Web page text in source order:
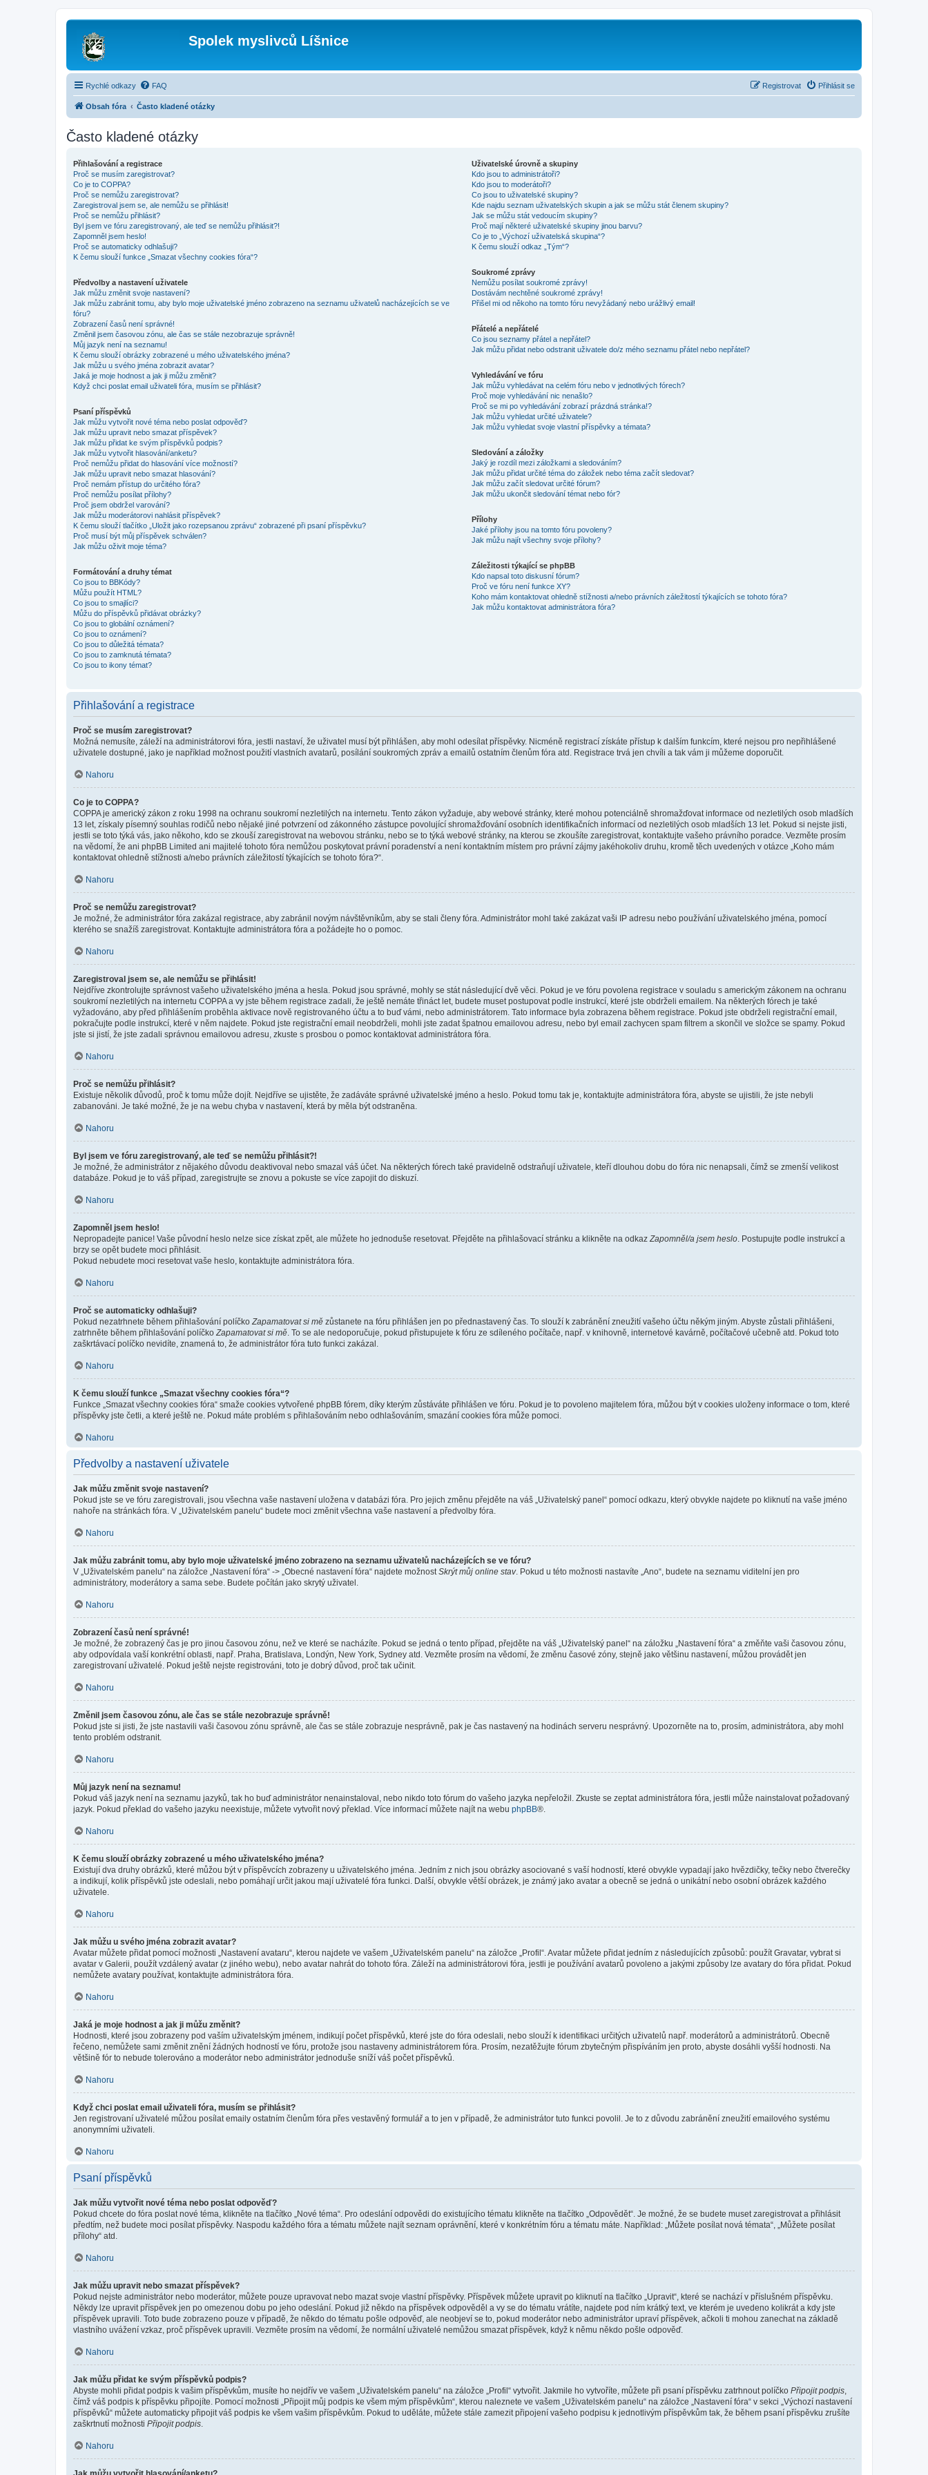
Spolek myslivců Líšnice
Rychlé odkazy FAQ Přihlásit se
Registrovat
Obsah fóra Často kladené otázky
Často kladené otázky
Přihlašování a registrace
Proč se musím zaregistrovat?
Co je to COPPA?
Proč se nemůžu zaregistrovat?
Zaregistroval jsem se, ale nemůžu se přihlásit!
Proč se nemůžu přihlásit?
Byl jsem ve fóru zaregistrovaný, ale teď se nemůžu přihlásit?!
Zapomněl jsem heslo!
Proč se automaticky odhlašuji?
K čemu slouží funkce „Smazat všechny cookies fóra“?
Předvolby a nastavení uživatele
Jak můžu změnit svoje nastavení?
Jak můžu zabránit tomu, aby bylo moje uživatelské jméno zobrazeno na seznamu uživatelů nacházejících se ve
fóru?
Zobrazení časů není správné!
Změnil jsem časovou zónu, ale čas se stále nezobrazuje správně!
Můj jazyk není na seznamu!
K čemu slouží obrázky zobrazené u mého uživatelského jména?
Jak můžu u svého jména zobrazit avatar?
Jaká je moje hodnost a jak ji můžu změnit?
Když chci poslat email uživateli fóra, musím se přihlásit?
Psaní příspěvků
Jak můžu vytvořit nové téma nebo poslat odpověď?
Jak můžu upravit nebo smazat příspěvek?
Jak můžu přidat ke svým příspěvků podpis?
Jak můžu vytvořit hlasování/anketu?
Proč nemůžu přidat do hlasování více možností?
Jak můžu upravit nebo smazat hlasování?
Proč nemám přístup do určitého fóra?
Proč nemůžu posílat přílohy?
Proč jsem obdržel varování?
Jak můžu moderátorovi nahlásit příspěvek?
K čemu slouží tlačítko „Uložit jako rozepsanou zprávu“ zobrazené při psaní příspěvku?
Proč musí být můj příspěvek schválen?
Jak můžu oživit moje téma?
Formátování a druhy témat
Co jsou to BBKódy?
Můžu použít HTML?
Co jsou to smajlíci?
Můžu do příspěvků přidávat obrázky?
Co jsou to globální oznámení?
Co jsou to oznámení?
Co jsou to důležitá témata?
Co jsou to zamknutá témata?
Co jsou to ikony témat?
Uživatelské úrovně a skupiny
Kdo jsou to administrátoři?
Kdo jsou to moderátoři?
Co jsou to uživatelské skupiny?
Kde najdu seznam uživatelských skupin a jak se můžu stát členem skupiny?
Jak se můžu stát vedoucím skupiny?
Proč mají některé uživatelské skupiny jinou barvu?
Co je to „Výchozí uživatelská skupina“?
K čemu slouží odkaz „Tým“?
Soukromé zprávy
Nemůžu posílat soukromé zprávy!
Dostávám nechtěné soukromé zprávy!
Přišel mi od někoho na tomto fóru nevyžádaný nebo urážlivý email!
Přátelé a nepřátelé
Co jsou seznamy přátel a nepřátel?
Jak můžu přidat nebo odstranit uživatele do/z mého seznamu přátel nebo nepřátel?
Vyhledávání ve fóru
Jak můžu vyhledávat na celém fóru nebo v jednotlivých fórech?
Proč moje vyhledávání nic nenašlo?
Proč se mi po vyhledávání zobrazí prázdná stránka!?
Jak můžu vyhledat určité uživatele?
Jak můžu vyhledat svoje vlastní příspěvky a témata?
Sledování a záložky
Jaký je rozdíl mezi záložkami a sledováním?
Jak můžu přidat určité téma do záložek nebo téma začít sledovat?
Jak můžu začít sledovat určité fórum?
Jak můžu ukončit sledování témat nebo fór?
Přílohy
Jaké přílohy jsou na tomto fóru povoleny?
Jak můžu najít všechny svoje přílohy?
Záležitosti týkající se phpBB
Kdo napsal toto diskusní fórum?
Proč ve fóru není funkce XY?
Koho mám kontaktovat ohledně stížnosti a/nebo právních záležitostí týkajících se tohoto fóra?
Jak můžu kontaktovat administrátora fóra?
Přihlašování a registrace
Proč se musím zaregistrovat?
Možná nemusíte, záleží na administrátorovi fóra, jestli nastaví, že uživatel musí být přihlášen, aby mohl odesílat příspěvky. Nicméně registrací získáte přístup k dalším funkcím, které nejsou pro nepřihlášené
uživatele dostupné, jako je například možnost použití vlastních avatarů, posílání soukromých zpráv a emailů ostatním členům fóra atd. Registrace trvá jen chvíli a tak vám ji můžeme doporučit.
Nahoru
Co je to COPPA?
COPPA je americký zákon z roku 1998 na ochranu soukromí nezletilých na internetu. Tento zákon vyžaduje, aby webové stránky, které mohou potenciálně shromažďovat informace od nezletilých osob mladších
13 let, získaly písemný souhlas rodičů nebo nějaké jiné potvrzení od zákonného zástupce povolující shromažďování osobních identifikačních informací od nezletilých osob mladších 13 let. Pokud si nejste jisti,
jestli se toto týká vás, jako někoho, kdo se zkouší zaregistrovat na webovou stránku, nebo se to týká webové stránky, na kterou se zkoušíte zaregistrovat, kontaktujte vašeho právního poradce. Vezměte prosím
na vědomí, že ani phpBB Limited ani majitelé tohoto fóra nemůžou poskytovat právní poradenství a není kontaktním místem pro právní zájmy jakéhokoliv druhu, kromě těch uvedených v otázce „Koho mám
kontaktovat ohledně stížnosti a/nebo právních záležitostí týkajících se tohoto fóra?“.
Nahoru
Proč se nemůžu zaregistrovat?
Je možné, že administrátor fóra zakázal registrace, aby zabránil novým návštěvníkům, aby se stali členy fóra. Administrátor mohl také zakázat vaši IP adresu nebo používání uživatelského jména, pomocí
kterého se snažíš zaregistrovat. Kontaktujte administrátora fóra a požádejte ho o pomoc.
Nahoru
Zaregistroval jsem se, ale nemůžu se přihlásit!
Nejdříve zkontrolujte správnost vašeho uživatelského jména a hesla. Pokud jsou správné, mohly se stát následující dvě věci. Pokud je ve fóru povolena registrace v souladu s americkým zákonem na ochranu
soukromí nezletilých na internetu COPPA a vy jste během registrace zadali, že ještě nemáte třináct let, budete muset postupovat podle instrukcí, které jste obdrželi emailem. Na některých fórech je také
vyžadováno, aby před přihlášením proběhla aktivace nově registrovaného účtu a to buď vámi, nebo administrátorem. Tato informace byla zobrazena během registrace. Pokud jste obdrželi registrační email,
pokračujte podle instrukcí, které v něm najdete. Pokud jste registrační email neobdrželi, mohli jste zadat špatnou emailovou adresu, nebo byl email zachycen spam filtrem a skončil ve složce se spamy. Pokud
jste si jistí, že jste zadali správnou emailovou adresu, zkuste s prosbou o pomoc kontaktovat administrátora fóra.
Nahoru
Proč se nemůžu přihlásit?
Existuje několik důvodů, proč k tomu může dojít. Nejdříve se ujistěte, že zadáváte správné uživatelské jméno a heslo. Pokud tomu tak je, kontaktujte administrátora fóra, abyste se ujistili, že jste nebyli
zabanováni. Je také možné, že je na webu chyba v nastavení, která by měla být odstraněna.
Nahoru
Byl jsem ve fóru zaregistrovaný, ale teď se nemůžu přihlásit?!
Je možné, že administrátor z nějakého důvodu deaktivoval nebo smazal váš účet. Na některých fórech také pravidelně odstraňují uživatele, kteří dlouhou dobu do fóra nic nenapsali, čímž se zmenší velikost
databáze. Pokud je to váš případ, zaregistrujte se znovu a pokuste se více zapojit do diskuzí.
Nahoru
Zapomněl jsem heslo!
Nepropadejte panice! Vaše původní heslo nelze sice získat zpět, ale můžete ho jednoduše resetovat. Přejděte na přihlašovací stránku a klikněte na odkazZapomněl/a jsem heslo. Postupujte podle instrukcí a
brzy se opět budete moci přihlásit.
Pokud nebudete moci resetovat vaše heslo, kontaktujte administrátora fóra.
Nahoru
Proč se automaticky odhlašuji?
Pokud nezatrhnete během přihlašování políčkoZapamatovat si mě zůstanete na fóru přihlášen jen po přednastavený čas. To slouží k zabránění zneužití vašeho účtu někým jiným. Abyste zůstali přihlášeni,
zatrhněte během přihlašování políčkoZapamatovat si mě. To se ale nedoporučuje, pokud přistupujete k fóru ze sdíleného počítače, např. v knihovně, internetové kavárně, počítačové učebně atd. Pokud toto
zaškrtávací políčko nevidíte, znamená to, že administrátor fóra tuto funkci zakázal.
Nahoru
K čemu slouží funkce „Smazat všechny cookies fóra“?
Funkce „Smazat všechny cookies fóra“ smaže cookies vytvořené phpBB fórem, díky kterým zůstáváte přihlášen ve fóru. Pokud je to povoleno majitelem fóra, můžou být v cookies uloženy informace o tom, které
příspěvky jste četli, a které ještě ne. Pokud máte problém s přihlašováním nebo odhlašováním, smazání cookies fóra může pomoci.
Nahoru
Předvolby a nastavení uživatele
Jak můžu změnit svoje nastavení?
Pokud jste se ve fóru zaregistrovali, jsou všechna vaše nastavení uložena v databázi fóra. Pro jejich změnu přejděte na váš „Uživatelský panel“ pomocí odkazu, který obvykle najdete po kliknutí na vaše jméno
nahoře na stránkách fóra. V „Uživatelském panelu“ budete moci změnit všechna vaše nastavení a předvolby fóra.
Nahoru
Jak můžu zabránit tomu, aby bylo moje uživatelské jméno zobrazeno na seznamu uživatelů nacházejících se ve fóru?
V „Uživatelském panelu“ na záložce „Nastavení fóra“ -> „Obecné nastavení fóra“ najdete možnostSkrýt můj online stav. Pokud u této možnosti nastavíte „Ano“, budete na seznamu viditelní jen pro
administrátory, moderátory a sama sebe. Budete počítán jako skrytý uživatel.
Nahoru
Zobrazení časů není správné!
Je možné, že zobrazený čas je pro jinou časovou zónu, než ve které se nacházíte. Pokud se jedná o tento případ, přejděte na váš „Uživatelský panel“ na záložku „Nastavení fóra“ a změňte vaši časovou zónu,
aby odpovídala vaší konkrétní oblasti, např. Praha, Bratislava, Londýn, New York, Sydney atd. Vezměte prosím na vědomí, že změnu časové zóny, stejně jako většinu nastavení, můžou provádět jen
zaregistrovaní uživatelé. Pokud ještě nejste registrováni, toto je dobrý důvod, proč tak učinit.
Nahoru
Změnil jsem časovou zónu, ale čas se stále nezobrazuje správně!
Pokud jste si jisti, že jste nastavili vaši časovou zónu správně, ale čas se stále zobrazuje nesprávně, pak je čas nastavený na hodinách serveru nesprávný. Upozorněte na to, prosím, administrátora, aby mohl
tento problém odstranit.
Nahoru
Můj jazyk není na seznamu!
Pokud váš jazyk není na seznamu jazyků, tak ho buď administrátor nenainstaloval, nebo nikdo toto fórum do vašeho jazyka nepřeložil. Zkuste se zeptat administrátora fóra, jestli může nainstalovat požadovaný
jazyk. Pokud překlad do vašeho jazyku neexistuje, můžete vytvořit nový překlad. Více informací můžete najít na webu phpBB®.
Nahoru
K čemu slouží obrázky zobrazené u mého uživatelského jména?
Existují dva druhy obrázků, které můžou být v příspěvcích zobrazeny u uživatelského jména. Jedním z nich jsou obrázky asociované s vaší hodností, které obvykle vypadají jako hvězdičky, tečky nebo čtverečky
a indikují, kolik příspěvků jste odeslali, nebo pomáhají určit jakou mají uživatelé fóra funkci. Další, obvykle větší obrázek, je známý jako avatar a obecně se jedná o unikátní nebo osobní obrázek každého
uživatele.
Nahoru
Jak můžu u svého jména zobrazit avatar?
Avatar můžete přidat pomocí možnosti „Nastavení avataru“, kterou najdete ve vašem „Uživatelském panelu“ na záložce „Profil“. Avatar můžete přidat jedním z následujících způsobů: použít Gravatar, vybrat si
avatar v Galerii, použít vzdálený avatar (z jiného webu), nebo avatar nahrát do tohoto fóra. Záleží na administrátorovi fóra, jestli je používání avatarů povoleno a jakými způsoby lze avatary do fóra přidat. Pokud
nemůžete avatary používat, kontaktujte administrátora fóra.
Nahoru
Jaká je moje hodnost a jak ji můžu změnit?
Hodnosti, které jsou zobrazeny pod vaším uživatelským jménem, indikují počet příspěvků, které jste do fóra odeslali, nebo slouží k identifikaci určitých uživatelů např. moderátorů a administrátorů. Obecně
řečeno, nemůžete sami změnit znění žádných hodností ve fóru, protože jsou nastaveny administrátorem fóra. Prosím, nezatěžujte fórum zbytečným přispíváním jen proto, abyste dosáhli vyšší hodnosti. Na
většině fór to nebude tolerováno a moderátor nebo administrátor jednoduše sníží váš počet příspěvků.
Nahoru
Když chci poslat email uživateli fóra, musím se přihlásit?
Jen registrovaní uživatelé můžou posílat emaily ostatním členům fóra přes vestavěný formulář a to jen v případě, že administrátor tuto funkci povolil. Je to z důvodu zabránění zneužití emailového systému
anonymními uživateli.
Nahoru
Psaní příspěvků
Jak můžu vytvořit nové téma nebo poslat odpověď?
Pokud chcete do fóra poslat nové téma, klikněte na tlačítko „Nové téma“. Pro odeslání odpovědi do existujícího tématu klikněte na tlačítko „Odpovědět“. Je možné, že se budete muset zaregistrovat a přihlásit
předtím, než budete moci posílat příspěvky. Naspodu každého fóra a tématu můžete najít seznam oprávnění, které v konkrétním fóru a tématu máte. Například: „Můžete posílat nová témata“, „Můžete posílat
přílohy“ atd.
Nahoru
Jak můžu upravit nebo smazat příspěvek?
Pokud nejste administrátor nebo moderátor, můžete pouze upravovat nebo mazat svoje vlastní příspěvky. Příspěvek můžete upravit po kliknutí na tlačítko „Upravit“, které se nachází v příslušném příspěvku.
Někdy lze upravit příspěvek jen po omezenou dobu po jeho odeslání. Pokud již někdo na příspěvek odpověděl a vy se do tématu vrátíte, najdete pod ním krátký text, ve kterém je uvedeno kolikrát a kdy jste
příspěvek upravili. Toto bude zobrazeno pouze v případě, že někdo do tématu pošle odpověď, ale neobjeví se to, pokud moderátor nebo administrátor upraví příspěvek, ačkoli ti mohou zanechat na základě
vlastního uvážení vzkaz, proč příspěvek upravili. Vezměte prosím na vědomí, že normální uživatelé nemůžou smazat příspěvek, když k němu někdo pošle odpověď.
Nahoru
Jak můžu přidat ke svým příspěvků podpis?
Abyste mohli přidat podpis k vašim příspěvkům, musíte ho nejdřív ve vašem „Uživatelském panelu“ na záložce „Profil“ vytvořit. Jakmile ho vytvoříte, můžete při psaní příspěvku zatrhnout políčko Připojit podpis,
čímž váš podpis k příspěvku připojíte. Pomocí možnosti „Připojit můj podpis ke všem mým příspěvkům“, kterou naleznete ve vašem „Uživatelském panelu“ na záložce „Nastavení fóra“ v sekci „Výchozí nastavení
příspěvků“ můžete automaticky připojit váš podpis ke všem vašim příspěvkům. Pokud to uděláte, můžete stále zamezit připojení vašeho podpisu k jednotlivým příspěvkům tak, že během psaní příspěvku zrušíte
zaškrtnutí možnosti Připojit podpis.
Nahoru